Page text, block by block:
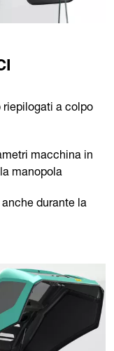
a colpo
macchina in
manopola
durante la